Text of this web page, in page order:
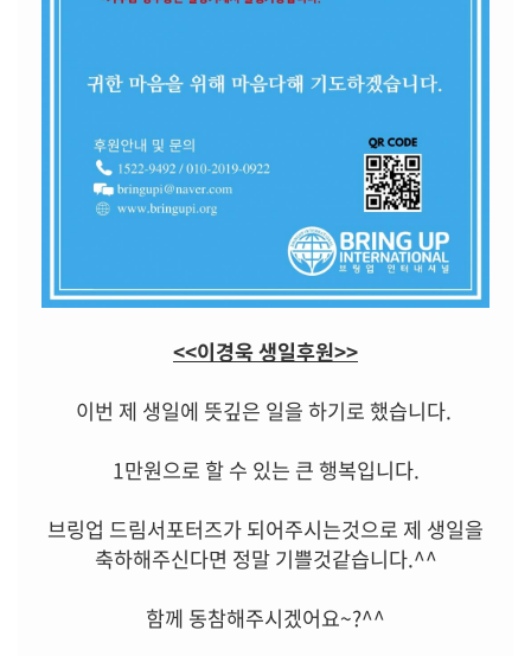
<<이경욱 생일후원>>
이번 제 생일에 뜻깊은 일을 하기로 했습니다.
1만원으로 할 수 있는 큰 행복입니다.
브링업 드림서포터즈가 되어주시는것으로 제 생일을
축하해주신다면 정말 기쁠것같습니다.^^
함께 동참해주시겠어요~?^^